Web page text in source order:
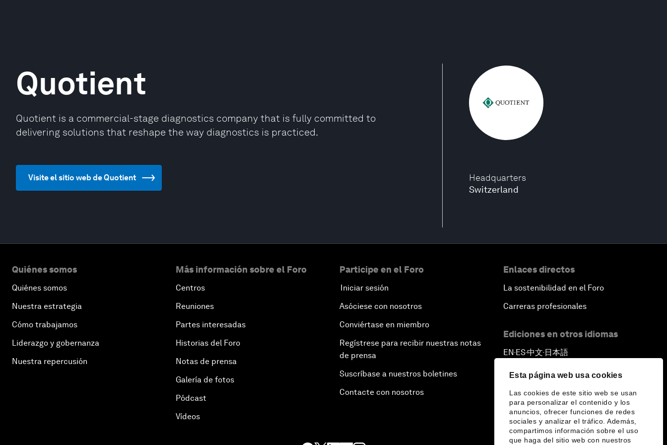
Esta página web usa cookies
Las cookies de este sitio web se usan
para personalizar el contenido y los
anuncios, ofrecer funciones de redes
sociales y analizar el tráfico. Además,
compartimos información sobre el uso
que haga del sitio web con nuestros
Headquarters
Switzerland
Quotient
Quotient is a commercial-stage diagnostics company that is fully committed to
delivering solutions that reshape the way diagnostics is practiced.
Visite el sitio web de Quotient
Quiénes somos
Quiénes somos
Nuestra estrategia
Cómo trabajamos
Liderazgo y gobernanza
Nuestra repercusión
Más información sobre el Foro
Centros
Reuniones
Partes interesadas
Historias del Foro
Notas de prensa
Galería de fotos
Pódcast
Vídeos
Participe en el Foro
Iniciar sesión
Asóciese con nosotros
Conviértase en miembro
Regístrese para recibir nuestras notas
de prensa
Suscríbase a nuestros boletines
Contacte con nosotros
Enlaces directos
La sostenibilidad en el Foro
Carreras profesionales
Ediciones en otros idiomas
EN ▪ES▪中文▪ 日本語